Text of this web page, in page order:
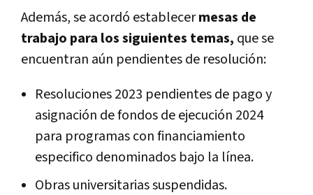
Además, se acordó establecermesas de
trabajo para los siguientes temas, que se
encuentran aún pendientes de resolución:
Resoluciones 2023 pendientes de pago y
asignación de fondos de ejecución 2024
para programas con financiamiento
especifico denominados bajo la línea.
Obras universitarias suspendidas.